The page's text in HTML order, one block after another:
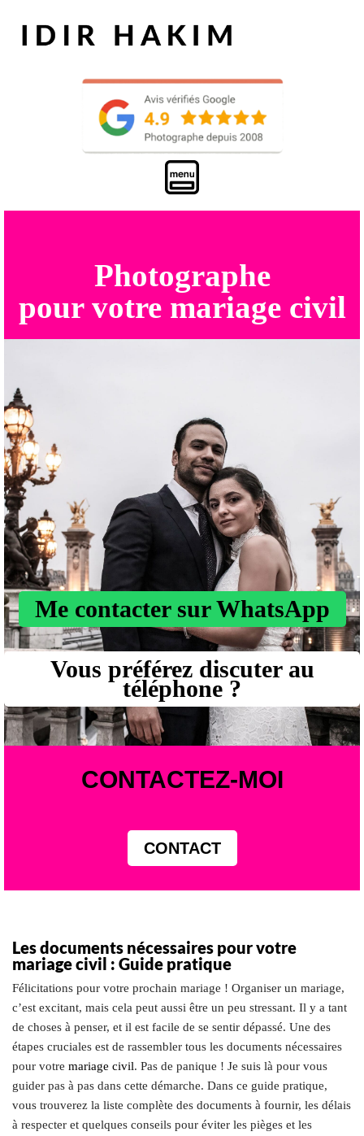
Photographe
pour votre mariage civil
Me contacter sur WhatsApp
Vous préférez discuter au
téléphone ?
CONTACTEZ-MOI
CONTACT
Les documents nécessaires pour votre
mariage civil : Guide pratique
Félicitations pour votre prochain mariage ! Organiser un mariage,
c’est excitant, mais cela peut aussi être un peu stressant. Il y a tant
de choses à penser, et il est facile de se sentir dépassé. Une des
étapes cruciales est de rassembler tous les documents nécessaires
pour votre mariage civil. Pas de panique ! Je suis là pour vous
guider pas à pas dans cette démarche. Dans ce guide pratique,
vous trouverez la liste complète des documents à fournir, les délais
à respecter et quelques conseils pour éviter les pièges et les